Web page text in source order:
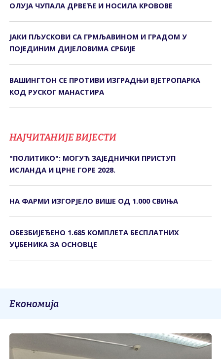
ОЛУЈА ЧУПАЛА ДРВЕЋЕ И НОСИЛА КРОВОВЕ
ЈАКИ ПЉУСКОВИ СА ГРМЉАВИНОМ И ГРАДОМ У
ПОЈЕДИНИМ ДИЈЕЛОВИМА СРБИЈЕ
ВАШИНГТОН СЕ ПРОТИВИ ИЗГРАДЊИ ВЈЕТРОПАРКА
КОД РУСКОГ МАНАСТИРА
НАЈЧИТАНИЈЕ ВИЈЕСТИ
"ПОЛИТИКО": МОГУЋ ЗАЈЕДНИЧКИ ПРИСТУП
ИСЛАНДА И ЦРНЕ ГОРЕ 2028.
НА ФАРМИ ИЗГОРЈЕЛО ВИШЕ ОД 1.000 СВИЊА
ОБЕЗБИЈЕЂЕНО 1.685 КОМПЛЕТА БЕСПЛАТНИХ
УЏБЕНИКА ЗА ОСНОВЦЕ
Економија